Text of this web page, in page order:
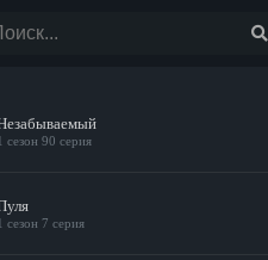
сезон 90 серия
сезон 7 серия